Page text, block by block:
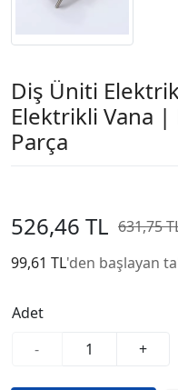
Diş Üniti
Elektrikli Vana
Parça
526,46 TL 631,75
99,61 TL'den başlayan
Adet
-
+